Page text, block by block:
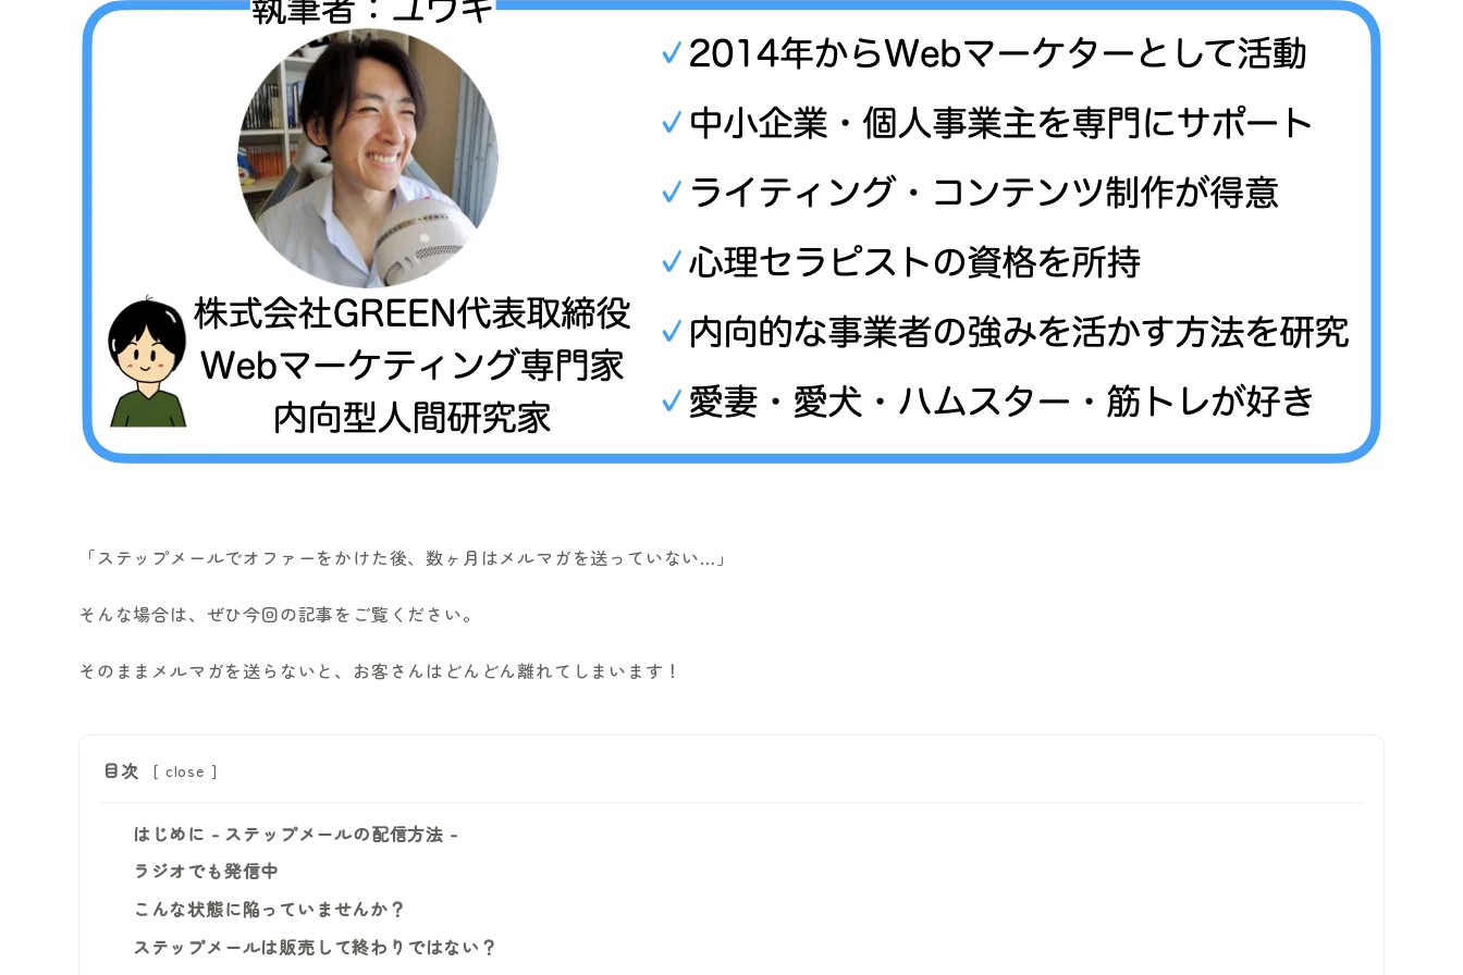
「ステップメールでオファーをかけた後、数ヶ月はメルマガを送っていない…」
そんな場合は、ぜひ今回の記事をご覧ください。
そのままメルマガを送らないと、お客さんはどんどん離れてしまいます！
目次 [ close ]
はじめに - ステップメールの配信方法 -
ラジオでも発信中
こんな状態に陥っていませんか？
ステップメールは販売して終わりではない？